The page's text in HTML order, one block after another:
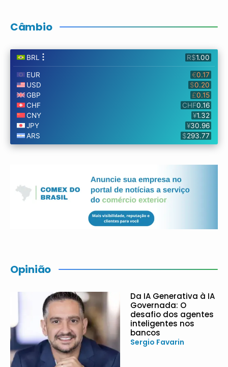
Câmbio
Opinião
Da IA Generativa à IA
Governada: O
desafio dos agentes
inteligentes nos
bancos
Sergio Favarin